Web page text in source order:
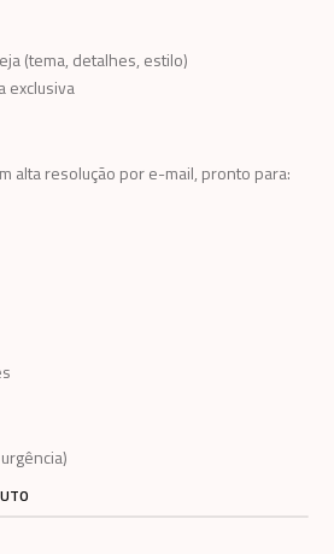
(tema, detalhes, estilo)
exclusiva
alta resolução por e-mail, pronto para: